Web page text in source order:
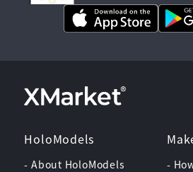
HoloModels
- About HoloModels
-